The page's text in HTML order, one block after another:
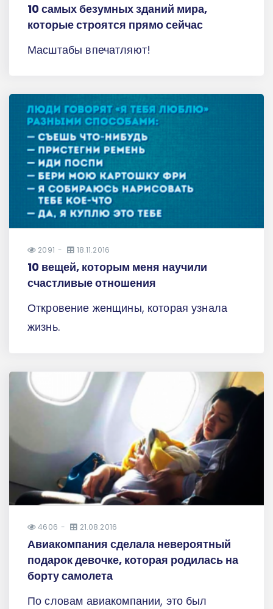
10 самых безумных зданий мира,
которые строятся прямо сейчас
Масштабы впечатляют!
2091 18.11.2016
10 вещей, которым меня научили
счастливые отношения
Откровение женщины, которая узнала
жизнь.
4606 21.08.2016
Авиакомпания сделала невероятный
подарок девочке, которая родилась на
борту самолета
По словам авиакомпании, это был